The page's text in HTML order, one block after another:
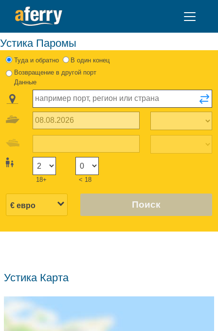
Устика Паромы
Туда и обратно
В один конец
Возвращение в другой порт
Данные
18+ < 18
Поиск
Устика Карта